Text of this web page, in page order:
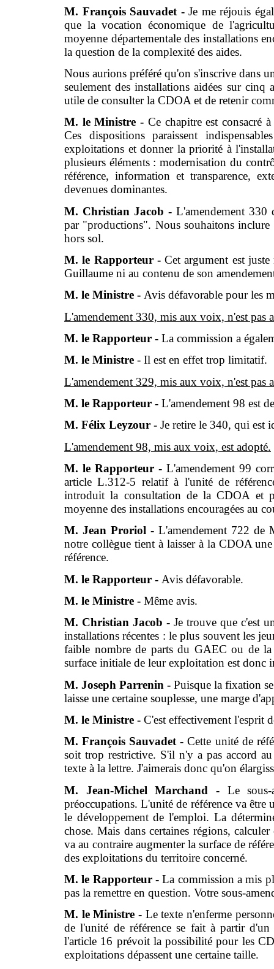
M. François Sauvadet -Je me réjouis
que la vocation économique de
moyenne départementale des installations
la question de la complexité des aides.
Nous aurions préféré qu'on s'inscrive dans
seulement des installations aidées sur cinq
utile de consulter la CDOA et de retenir
M. le Ministre - Ce chapitre est consacré
Ces dispositions paraissent
exploitations et donner la priorité à
plusieurs éléments : modernisation du
référence, information et transparence,
devenues dominantes.
M. Christian Jacob - L'amendement 330
par "productions". Nous souhaitons
hors sol.
M. le Rapporteur -Cet argument est
Guillaume ni au contenu de son
M. le Ministre - Avis défavorable pour les
L'amendement 330, mis aux voix, n'est pas
M. le Rapporteur - La commission a
M. le Ministre - Il est en effet trop limitatif.
L'amendement 329, mis aux voix, n'est pas
M. le Rapporteur - L'amendement 98 est
M. Félix Leyzour - Je retire le 340, qui est
L'amendement 98, mis aux voix, est adopté.
M. le Rapporteur -L'amendement 99
article L.312-5 relatif à l'unité de
introduit la consultation de la CDOA et
moyenne des installations encouragées au
M. Jean Proriol - L'amendement 722 de
notre collègue tient à laisser à la CDOA
référence.
M. le Rapporteur - Avis défavorable.
M. le Ministre - Même avis.
M. Christian Jacob - Je trouve que c'est
installations récentes : le plus souvent les
faible nombre de parts du GAEC ou de la
surface initiale de leur exploitation est donc
M. Joseph Parrenin - Puisque la fixation
laisse une certaine souplesse, une marge
M. le Ministre - C'est effectivement l'esprit
M. François Sauvadet -Cette unité de
soit trop restrictive. S'il n'y a pas accord
texte à la lettre. J'aimerais donc qu'on
M. Jean-Michel Marchand - Le
préoccupations. L'unité de référence va être
le développement de l'emploi. La
chose. Mais dans certaines régions,
va au contraire augmenter la surface de
des exploitations du territoire concerné.
M. le Rapporteur -La commission a mis
pas la remettre en question. Votre sous-
M. le Ministre - Le texte n'enferme
de l'unité de référence se fait à partir
l'article 16 prévoit la possibilité pour les
exploitations dépassent une certaine taille.